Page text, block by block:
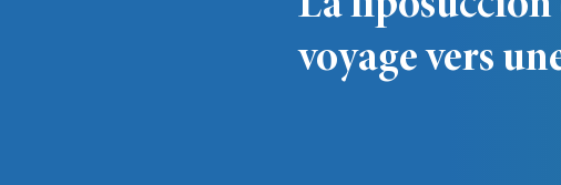
voyage vers